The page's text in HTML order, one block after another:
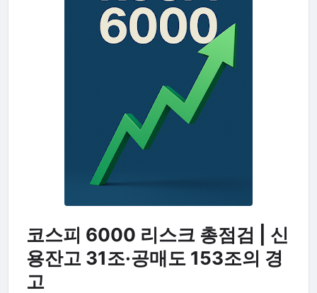
코스피 6000 리스크 총점검 | 신
용잔고 31조·공매도 153조의 경
고